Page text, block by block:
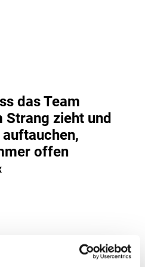
das Team
Strang zieht und
offen
Learnings bei der PR-